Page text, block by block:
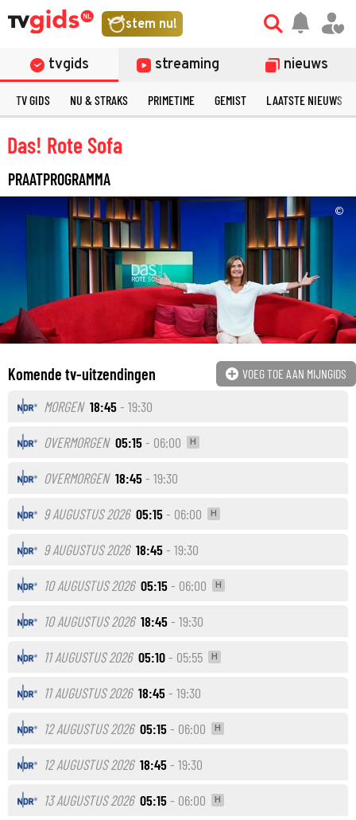
stem nu!
tvgids streaming nieuws
TV GIDS NU & STRAKS PRIMETIME GEMIST LAATSTE NIEUWS
Das! Rote Sofa
PRAATPROGRAMMA
©
Komende tv-uitzendingen VOEG TOE AAN MIJNGIDS
MORGEN 18:45- 19:30
OVERMORGEN 05:15- 06:00 H
OVERMORGEN 18:45- 19:30
9 AUGUSTUS 2026 05:15- 06:00 H
9 AUGUSTUS 2026 18:45- 19:30
10 AUGUSTUS 2026 05:15- 06:00 H
10 AUGUSTUS 2026 18:45- 19:30
11 AUGUSTUS 2026 05:10- 05:55 H
11 AUGUSTUS 2026 18:45- 19:30
12 AUGUSTUS 2026 05:15- 06:00 H
12 AUGUSTUS 2026 18:45- 19:30
13 AUGUSTUS 2026 05:15- 06:00 H